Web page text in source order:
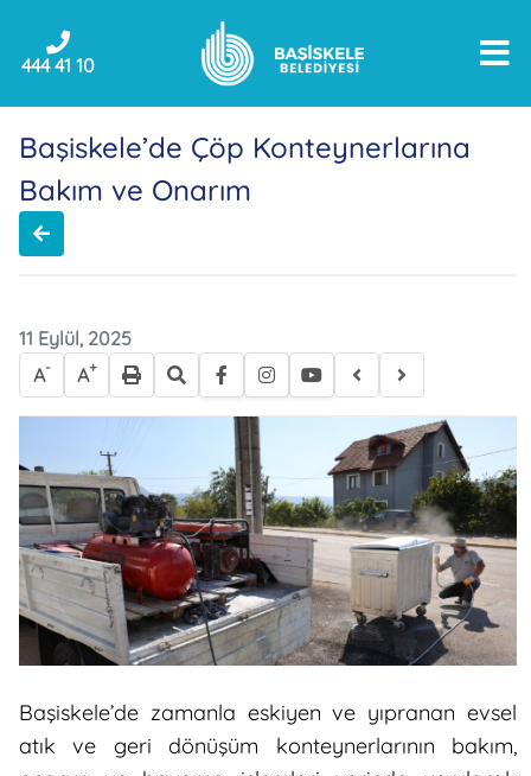
444 41 10
Başiskele’de Çöp Konteynerlarına
Bakım ve Onarım
11 Eylül, 2025
A- A+
Başiskele’de zamanla eskiyen ve yıpranan evsel
atık ve geri dönüşüm konteynerlarının bakım,